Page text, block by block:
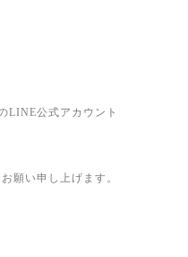
LINE公式アカウント
願い申し上げます。